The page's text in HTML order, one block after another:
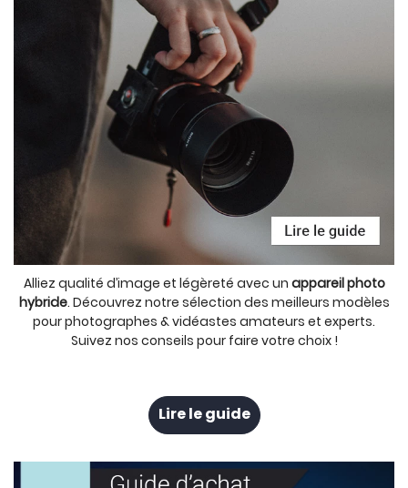
Alliez qualité d’image et légèreté avec un appareil photo
hybride. Découvrez notre sélection des meilleurs modèles
pour photographes & vidéastes amateurs et experts.
Suivez nos conseils pour faire votre choix !
Lire le guide